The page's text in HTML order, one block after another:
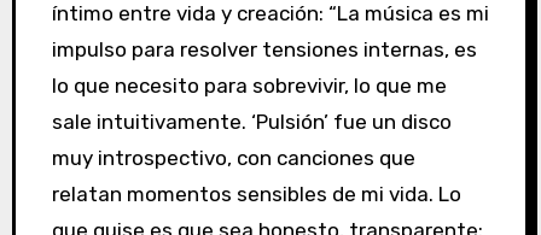
íntimo entre vida y creación: “La música es mi
impulso para resolver tensiones internas, es
lo que necesito para sobrevivir, lo que me
sale intuitivamente. ‘Pulsión’ fue un disco
muy introspectivo, con canciones que
relatan momentos sensibles de mi vida. Lo